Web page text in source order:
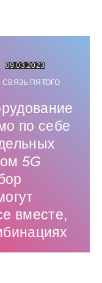
09.03.2023
СВЯЗЬ ПЯТОГО
по себе
5G
вместе,